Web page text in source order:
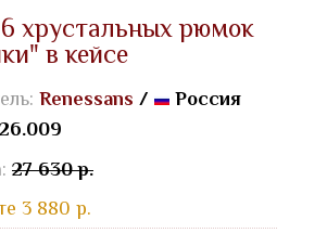
хрустальных рюмок
в кейсе
Renessans /
Россия
27 630 р.
3 880 р.